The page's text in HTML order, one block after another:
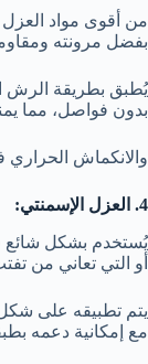
من أقوى مواد
بفضل مرونته
يُطبق بطريقة الرش
بدون فواصل، مما
والانكماش
4. العزل الإسمنتي:
يُستخدم بشكل شائع
أو التي تعاني من
يتم تطبيقه على شكل
مع إمكانية دعمه